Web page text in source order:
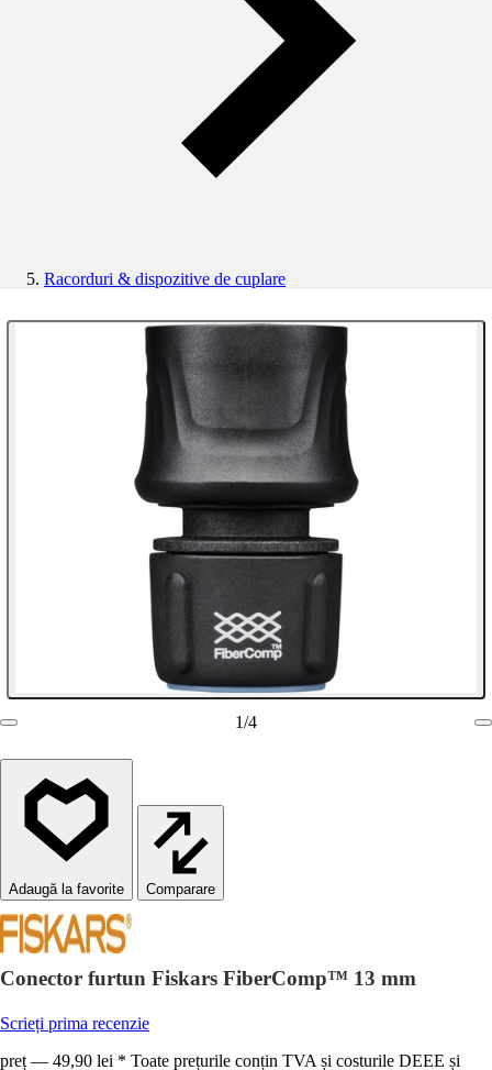
Racorduri & dispozitive de cuplare
1/4
Comparare
Conector furtun Fiskars FiberComp™ 13 mm
Scrieți prima recenzie
preț — 49,90 lei * Toate prețurile conțin TVA și costurile DEEE și